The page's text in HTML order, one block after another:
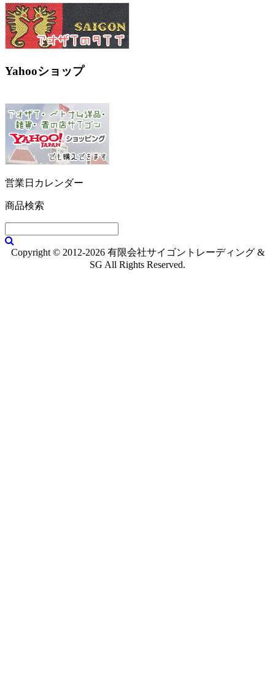
Yahooショップ
営業日カレンダー
商品検索
Copyright © 2012-2026 有限会社サイゴントレーディング &
SG All Rights Reserved.